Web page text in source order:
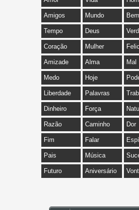
Amigos Mundo Bem
Tempo Deus
Coração Mulher
Amizade Alma Mal
Medo Hoje
Liberdade Palavras
Dinheiro Força
Razão Caminho Dor
Fim Falar
Pais Música
Futuro Aniversário